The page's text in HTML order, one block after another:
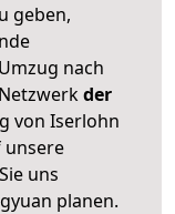
geben,
nach
der
von Iserlohn
unsere
uns
planen.